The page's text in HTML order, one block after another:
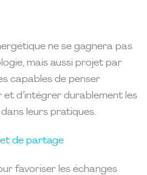
ne se gagnera pas
mais aussi projet par
capables de penser
d’intégrer durablement les
leurs pratiques.
et de partage
favoriser les échanges